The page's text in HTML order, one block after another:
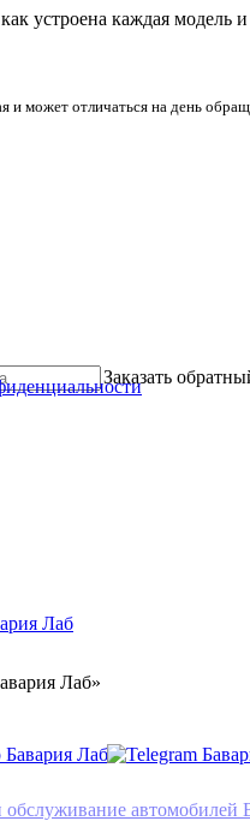
устроена каждая
и может отличаться на день
Заказать
Лаб»
обслуживание автомобилей